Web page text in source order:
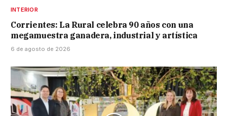
INTERIOR
Corrientes: La Rural celebra 90 años con una
megamuestra ganadera, industrial y artística
6 de agosto de 2026